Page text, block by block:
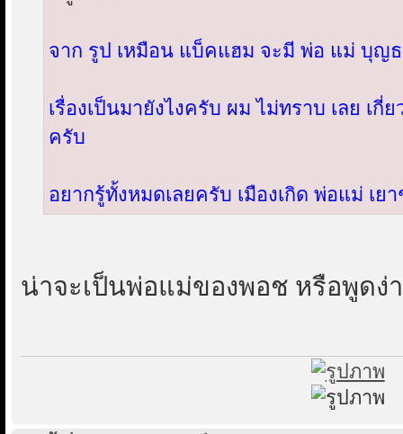
จาก รูป เหมือน แบ็คแฮม จะมี พ่อ แม่ บุญ
เรื่องเป็นมายังไงครับ ผม ไม่ทราบ เลย เ
ครับ
อยากรู้ทั้งหมดเลยครับ เมืองเกิด พ่อแม่ เ
น่าจะเป็นพ่อแม่ของพอช หรือพูดง่